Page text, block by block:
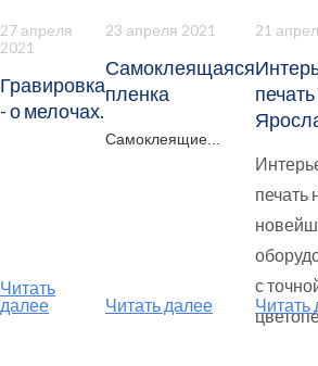
27 апреля
2021
Гравировка
- о мелочах.
Читать
далее
23 апреля 2021
Самоклеящаяся
пленка
Самоклеящие...
Читать далее
21
печать
печать
с
Читать